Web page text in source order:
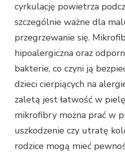
cyrkulację powietrza
szczególnie ważne dla
przegrzewanie się.
hipoalergiczna oraz
bakterie, co czyni ją
dzieci cierpiących na
zaletą jest łatwość w
mikrofibry można prać w
uszkodzenie czy utratę
rodzice mogą mieć